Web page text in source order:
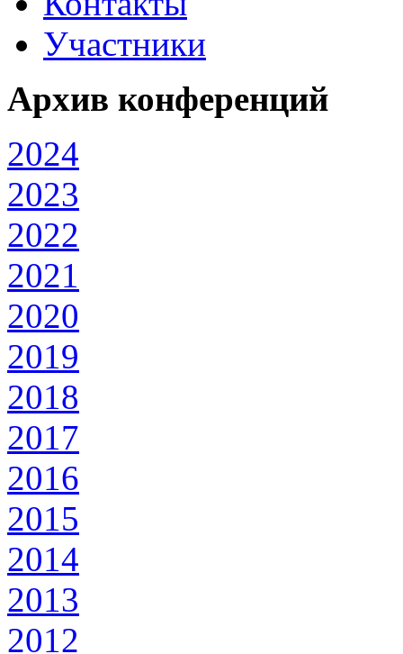
Участники
Архив конференций
2024
2023
2022
2021
2020
2019
2018
2017
2016
2015
2014
2013
2012